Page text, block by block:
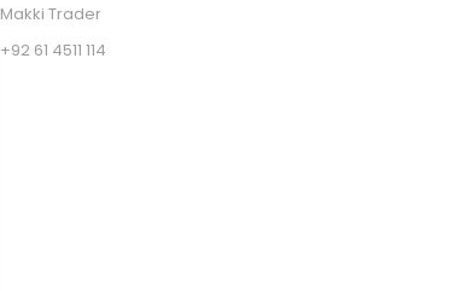
Makki Trader
+92 61 4511 114